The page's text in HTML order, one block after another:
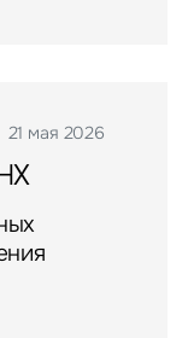
21 мая 2026